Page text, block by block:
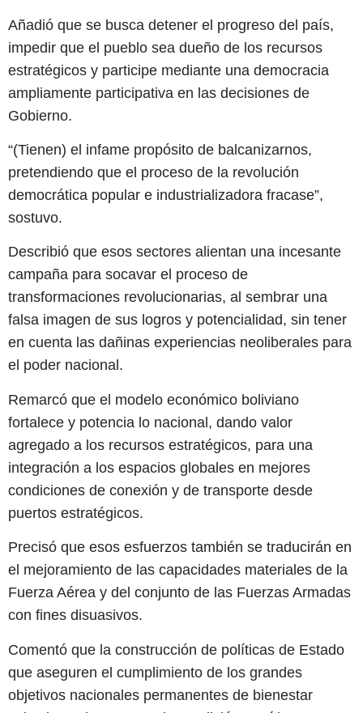
Añadió que se busca detener el progreso del país,
impedir que el pueblo sea dueño de los recursos
estratégicos y participe mediante una democracia
ampliamente participativa en las decisiones de
Gobierno.
“(Tienen) el infame propósito de balcanizarnos,
pretendiendo que el proceso de la revolución
democrática popular e industrializadora fracase”,
sostuvo.
Describió que esos sectores alientan una incesante
campaña para socavar el proceso de
transformaciones revolucionarias, al sembrar una
falsa imagen de sus logros y potencialidad, sin tener
en cuenta las dañinas experiencias neoliberales para
el poder nacional.
Remarcó que el modelo económico boliviano
fortalece y potencia lo nacional, dando valor
agregado a los recursos estratégicos, para una
integración a los espacios globales en mejores
condiciones de conexión y de transporte desde
puertos estratégicos.
Precisó que esos esfuerzos también se traducirán en
el mejoramiento de las capacidades materiales de la
Fuerza Aérea y del conjunto de las Fuerzas Armadas
con fines disuasivos.
Comentó que la construcción de políticas de Estado
que aseguren el cumplimiento de los grandes
objetivos nacionales permanentes de bienestar